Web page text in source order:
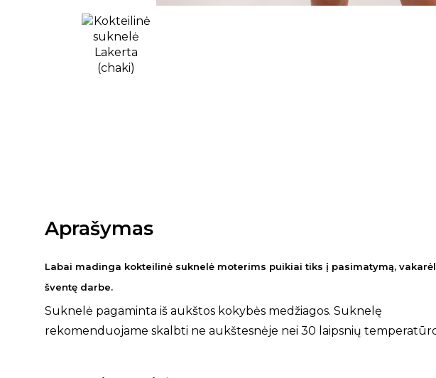
Aprašymas
Labai madinga kokteilinė suknelė moterims puikiai tiks į pasimatymą,
šventę darbe.
Suknelė pagaminta iš aukštos kokybės medžiagos. Suknelę
rekomenduojame skalbti ne aukštesnėje nei 30 laipsnių